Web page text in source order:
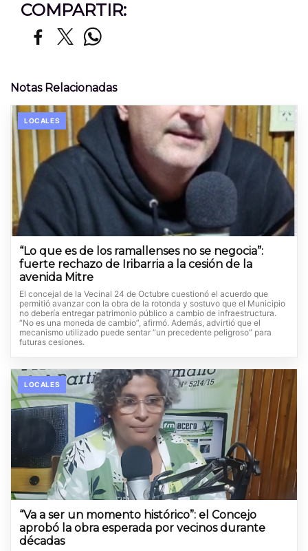
COMPARTIR:
Notas Relacionadas
LOCALES
“Lo que es de los ramallenses no se negocia”:
fuerte rechazo de Iribarria a la cesión de la
avenida Mitre
El concejal de la Vecinal 24 de Octubre cuestionó el acuerdo que
permitió avanzar con la obra de la rotonda y sostuvo que el Municipio
no debería entregar patrimonio público a cambio de infraestructura.
“No es una moneda de cambio”, afirmó. Además, advirtió que el
mecanismo utilizado puede sentar “un precedente peligroso” para
futuras cesiones.
LOCALES
“Va a ser un momento histórico”: el Concejo
aprobó la obra esperada por vecinos durante
décadas